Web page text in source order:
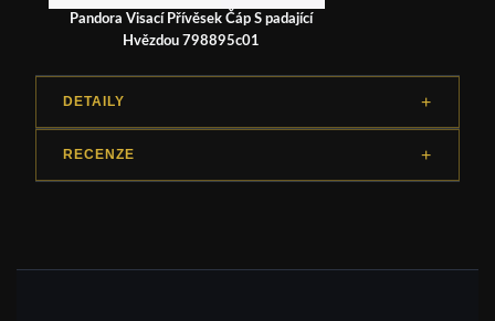
Pandora Visací Přívěsek Čáp S padající
Hvězdou 798895c01
DETAILY
RECENZE